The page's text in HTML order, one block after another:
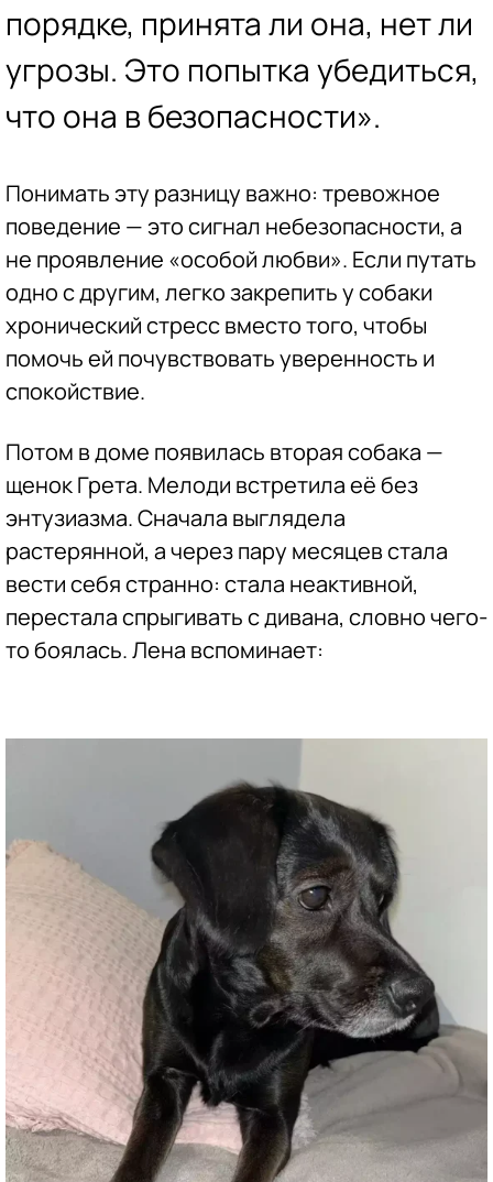
порядке, принята ли она, нет ли
угрозы. Это попытка убедиться,
что она в безопасности».
Понимать эту разницу важно: тревожное
поведение — это сигнал небезопасности, а
не проявление «особой любви». Если путать
одно с другим, легко закрепить у собаки
хронический стресс вместо того, чтобы
помочь ей почувствовать уверенность и
спокойствие.
Потом в доме появилась вторая собака —
щенок Грета. Мелоди встретила её без
энтузиазма. Сначала выглядела
растерянной, а через пару месяцев стала
вести себя странно: стала неактивной,
перестала спрыгивать с дивана, словно чего-
то боялась. Лена вспоминает: